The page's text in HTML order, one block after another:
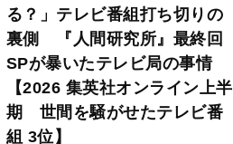
る？」テレビ番組打ち切りの
裏側 『人間研究所』最終回
SPが暴いたテレビ局の事情
【2026 集英社オンライン上半
期 世間を騒がせたテレビ番
組 3位】